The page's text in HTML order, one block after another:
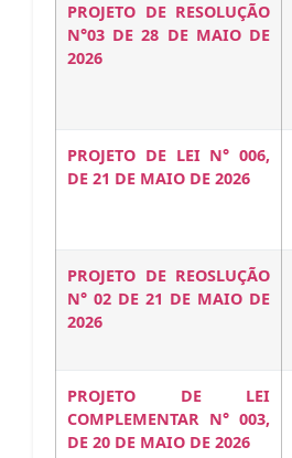
PROJETO DE RESOLUÇÃO
N°03 DE 28 DE MAIO DE
2026
PROJETO DE LEI N° 006,
DE 21 DE MAIO DE 2026
PROJETO DE REOSLUÇÃO
N° 02 DE 21 DE MAIO DE
2026
PROJETO DE LEI
COMPLEMENTAR N° 003,
DE 20 DE MAIO DE 2026